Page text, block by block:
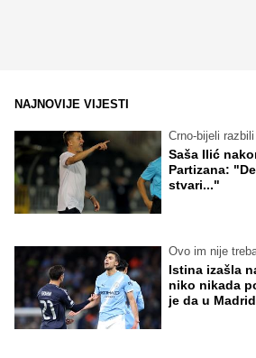
NAJNOVIJE VIJESTI
Crno-bijeli razbili
Saša Ilić
Partizana:
stvari..."
Ovo im nije
Istina izašla
niko nikada
je da u